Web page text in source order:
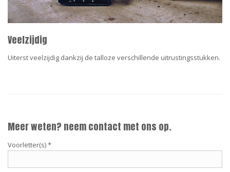
Veelzijdig
Uiterst veelzijdig dankzij de talloze verschillende uitrustingsstukken.
Meer weten? neem contact met ons op.
Voorletter(s) *